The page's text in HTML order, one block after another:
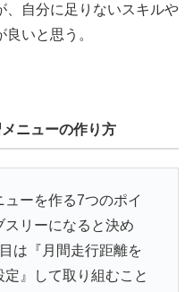
、自分に足りないスキルや
いと思う。
ニューの作り方
ーを作る7つのポイ
スリーになると決め
は『月間走行距離を
』して取り組むこと